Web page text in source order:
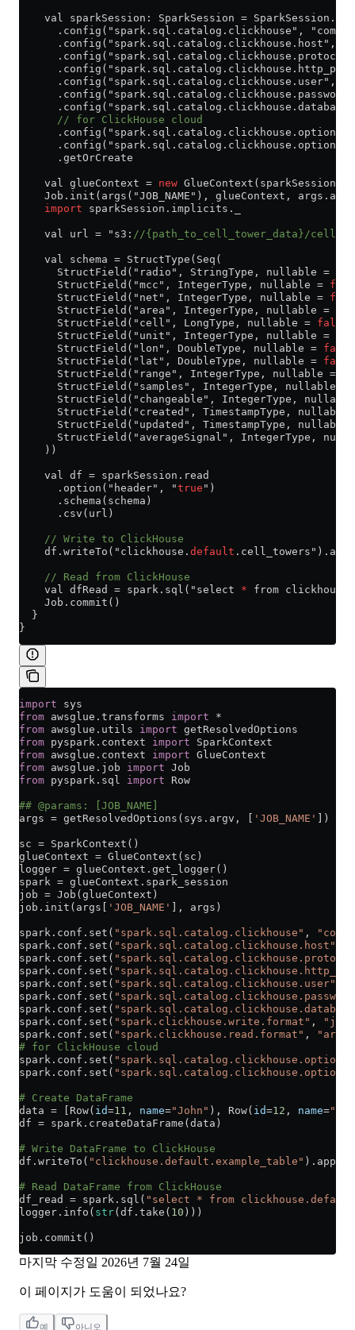
val sparkSession: SparkSession =
.config("spark.sql.catalog.clickhouse",
.config("spark.sql.catalog.clickhouse.host",
      .config("spark.sql.catalog.clickhouse.user", "
      // for ClickHouse cloud
      .getOrCreate
    val glueContext =
new
Job.init(args("JOB_NAME"), glueContext,
    import
sparkSession.implicits._
    val url = "s3:
//{path_to_cell_tower_data}/
    val schema = StructType(Seq(
      StructField("radio", StringType, nullable =
      StructField("mcc", IntegerType, nullable =
      StructField("net", IntegerType, nullable =
      StructField("area", IntegerType, nullable =
      StructField("cell", LongType, nullable =
false
      StructField("unit", IntegerType, nullable =
      StructField("lon", DoubleType, nullable =
false
      StructField("lat", DoubleType, nullable =
false
      StructField("range", IntegerType, nullable =
      StructField("samples", IntegerType, nullable =
StructField("changeable", IntegerType,
StructField("created", TimestampType,
StructField("updated", TimestampType,
StructField("averageSignal", IntegerType,
    ))
    val df = sparkSession.read
      .option("header", "
true ")
      .schema(schema)
      .csv(url)
    // Write to ClickHouse
    df.writeTo("clickhouse.
default
    // Read from ClickHouse
    val dfRead = spark.sql("select
* from clickhouse.
    Job.commit()
  }
}
import sys
from awsglue.transforms import *
from awsglue.utils import getResolvedOptions
from pyspark.context import SparkContext
from awsglue.context import GlueContext
from awsglue.job import Job
from pyspark.sql import Row
## @params: [JOB_NAME]
args = getResolvedOptions(sys.argv, [ 'JOB_NAME' ])
sc = SparkContext()
glueContext = GlueContext(sc)
logger = glueContext.get_logger()
spark = glueContext.spark_session
job = Job(glueContext)
job.init(args[
'JOB_NAME' ], args)
spark.conf.set( "spark.sql.catalog.clickhouse" ,
spark.conf.set( "spark.sql.catalog.clickhouse.host"
spark.conf.set(
spark.conf.set(
spark.conf.set( "spark.sql.catalog.clickhouse.user"
spark.conf.set(
spark.conf.set(
spark.conf.set( "spark.clickhouse.write.format" ,
spark.conf.set( "spark.clickhouse.read.format" ,
# for ClickHouse cloud
spark.conf.set(
spark.conf.set(
# Create DataFrame
data = [Row( id=11 , name="John" ), Row( id=12 , name=
df = spark.createDataFrame(data)
# Write DataFrame to ClickHouse
df.writeTo( "clickhouse.default.example_table"
# Read DataFrame from ClickHouse
df_read = spark.sql( "select * from
logger.info( str(df.take( 10 )))
job.commit()
마지막 수정일 2026년 7월 24일
이 페이지가 도움이 되었나요?
예 아니오